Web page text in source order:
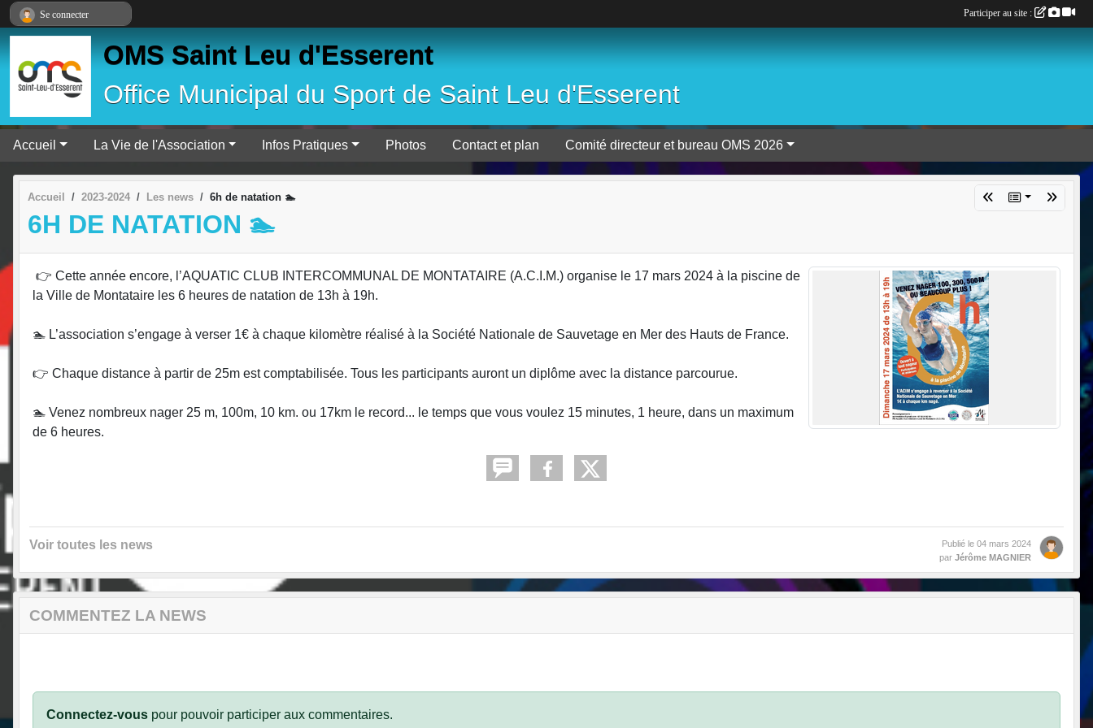
OMS Saint Leu d'Esserent
Office Municipal du Sport de Saint Leu d'Esserent
Accueil La Vie de l'Association Infos Pratiques Photos Contact et plan Comité directeur et bureau OMS 2026
Accueil 2023-2024 Les news 6h de natation 🏊
6H DE NATATION 🏊
👉 Cette année encore, l’AQUATIC CLUB INTERCOMMUNAL DE MONTATAIRE (A.C.I.M.) organise le 17 mars 2024 à la piscine de
la Ville de Montataire les 6 heures de natation de 13h à 19h.
🏊 L’association s’engage à verser 1€ à chaque kilomètre réalisé à la Société Nationale de Sauvetage en Mer des Hauts de France.
👉 Chaque distance à partir de 25m est comptabilisée. Tous les participants auront un diplôme avec la distance parcourue.
🏊 Venez nombreux nager 25 m, 100m, 10 km. ou 17km le record... le temps que vous voulez 15 minutes, 1 heure, dans un maximum
de 6 heures.
Voir toutes les news Publié le 04 mars 2024
par Jérôme MAGNIER
COMMENTEZ LA NEWS
Connectez-vous pour pouvoir participer aux commentaires.
Se connecter Participer au site :
Panneau de gestion des cookies